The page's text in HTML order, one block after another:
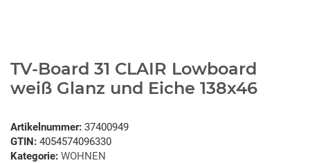
TV-Board 31 CLAIR Lowboard
weiß Glanz und Eiche 138x46
Artikelnummer: 37400949
GTIN: 4054574096330
Kategorie: WOHNEN